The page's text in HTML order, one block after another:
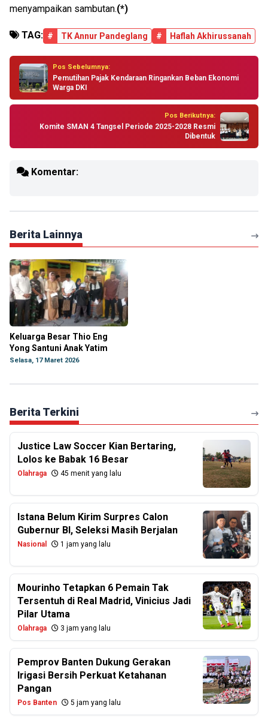
menyampaikan sambutan.(*)
TAG: # TK Annur Pandeglang # Haflah Akhirussanah
Pos Sebelumnya:
Pemutihan Pajak Kendaraan Ringankan Beban Ekonomi
Warga DKI
Pos Berikutnya:
Komite SMAN 4 Tangsel Periode 2025-2028 Resmi
Dibentuk
Komentar:
Berita Lainnya
Keluarga Besar Thio Eng
Yong Santuni Anak Yatim
Selasa, 17 Maret 2026
Berita Terkini
Justice Law Soccer Kian Bertaring,
Lolos ke Babak 16 Besar
Olahraga 45 menit yang lalu
Istana Belum Kirim Surpres Calon
Gubernur BI, Seleksi Masih Berjalan
Nasional 1 jam yang lalu
Mourinho Tetapkan 6 Pemain Tak
Tersentuh di Real Madrid, Vinicius Jadi
Pilar Utama
Olahraga 3 jam yang lalu
Pemprov Banten Dukung Gerakan
Irigasi Bersih Perkuat Ketahanan
Pangan
Pos Banten 5 jam yang lalu